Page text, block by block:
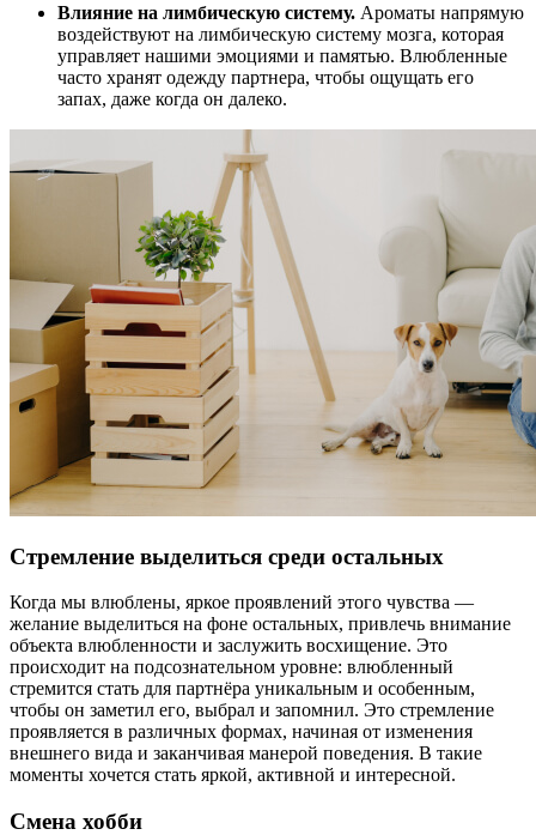
Влияние на лимбическую систему. Ароматы напрямую
воздействуют на лимбическую систему мозга, которая
управляет нашими эмоциями и памятью. Влюбленные
часто хранят одежду партнера, чтобы ощущать его
запах, даже когда он далеко.
Стремление выделиться среди остальных
Когда мы влюблены, яркое проявлений этого чувства —
желание выделиться на фоне остальных, привлечь внимание
объекта влюбленности и заслужить восхищение. Это
происходит на подсознательном уровне: влюбленный
стремится стать для партнёра уникальным и особенным,
чтобы он заметил его, выбрал и запомнил. Это стремление
проявляется в различных формах, начиная от изменения
внешнего вида и заканчивая манерой поведения. В такие
моменты хочется стать яркой, активной и интересной.
Смена хобби